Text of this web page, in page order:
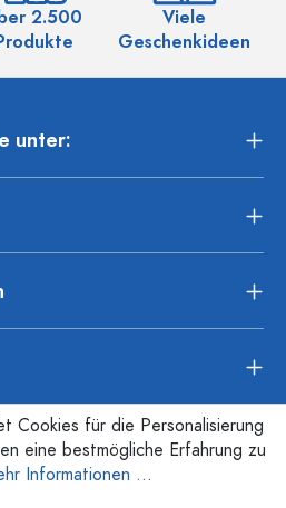
2.500
Viele
Geschenkideen
unter:
Cookies für die Personalisierung
eine bestmögliche Erfahrung zu
Informationen ...